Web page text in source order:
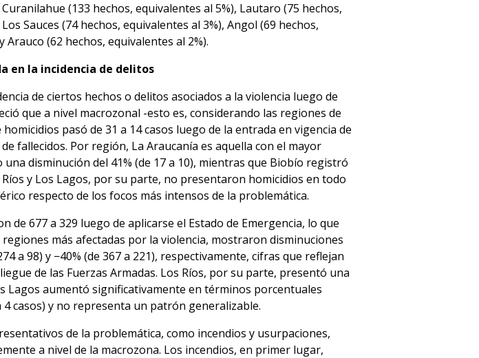
(133 hechos, equivalentes al 5%), Lautaro (75 hechos,
Sauces (74 hechos, equivalentes al 3%), Angol (69 hechos,
Arauco (62 hechos, equivalentes al 2%).
en la incidencia de delitos
de ciertos hechos o delitos asociados a la violencia luego de
que a nivel macrozonal -esto es, considerando las regiones de
pasó de 31 a 14 casos luego de la entrada en vigencia de
fallecidos. Por región, La Araucanía es aquella con el mayor
disminución del 41% (de 17 a 10), mientras que Biobío registró
y Los Lagos, por su parte, no presentaron homicidios en todo
respecto de los focos más intensos de la problemática.
677 a 329 luego de aplicarse el Estado de Emergencia, lo que
más afectadas por la violencia, mostraron disminuciones
a 98) y −40% (de 367 a 221), respectivamente, cifras que reflejan
de las Fuerzas Armadas. Los Ríos, por su parte, presentó una
Lagos aumentó significativamente en términos porcentuales
casos) y no representa un patrón generalizable.
de la problemática, como incendios y usurpaciones,
a nivel de la macrozona. Los incendios, en primer lugar,